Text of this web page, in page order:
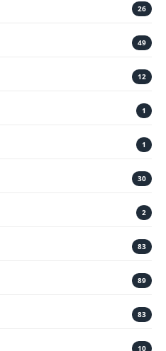
26
49
12
1
1
30
2
83
89
83
10